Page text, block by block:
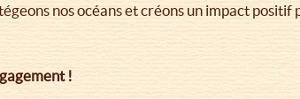
nos océans et créons un impact positif
!